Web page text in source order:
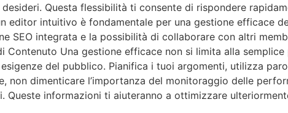
Questa flessibilità ti consente di rispondere
intuitivo è fondamentale per una gestione efficace
SEO integrata e la possibilità di collaborare con altri
Una gestione efficace non si limita alla semplice
del pubblico. Pianifica i tuoi argomenti, utilizza
dimenticare l’importanza del monitoraggio delle
informazioni ti aiuteranno a ottimizzare